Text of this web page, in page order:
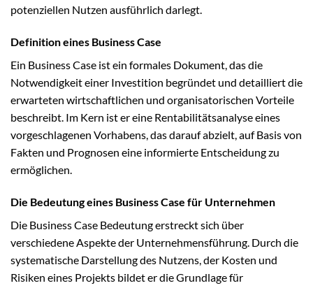
potenziellen Nutzen ausführlich darlegt.
Definition eines Business Case
Ein Business Case ist ein formales Dokument, das die
Notwendigkeit einer Investition begründet und detailliert die
erwarteten wirtschaftlichen und organisatorischen Vorteile
beschreibt. Im Kern ist er eine Rentabilitätsanalyse eines
vorgeschlagenen Vorhabens, das darauf abzielt, auf Basis von
Fakten und Prognosen eine informierte Entscheidung zu
ermöglichen.
Die Bedeutung eines Business Case für Unternehmen
Die Business Case Bedeutung erstreckt sich über
verschiedene Aspekte der Unternehmensführung. Durch die
systematische Darstellung des Nutzens, der Kosten und
Risiken eines Projekts bildet er die Grundlage für